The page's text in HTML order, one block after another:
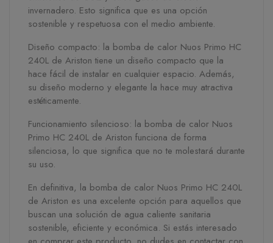
invernadero. Esto significa que es una opción
sostenible y respetuosa con el medio ambiente.
Diseño compacto: la bomba de calor Nuos Primo HC
240L de Ariston tiene un diseño compacto que la
hace fácil de instalar en cualquier espacio. Además,
su diseño moderno y elegante la hace muy atractiva
estéticamente.
Funcionamiento silencioso: la bomba de calor Nuos
Primo HC 240L de Ariston funciona de forma
silenciosa, lo que significa que no te molestará durante
su uso.
En definitiva, la bomba de calor Nuos Primo HC 240L
de Ariston es una excelente opción para aquellos que
buscan una solución de agua caliente sanitaria
sostenible, eficiente y económica. Si estás interesado